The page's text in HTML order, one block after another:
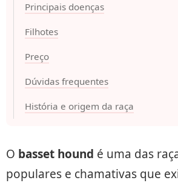
Principais doenças
Filhotes
Preço
Dúvidas frequentes
História e origem da raça
O basset hound é uma das
populares e chamativas que